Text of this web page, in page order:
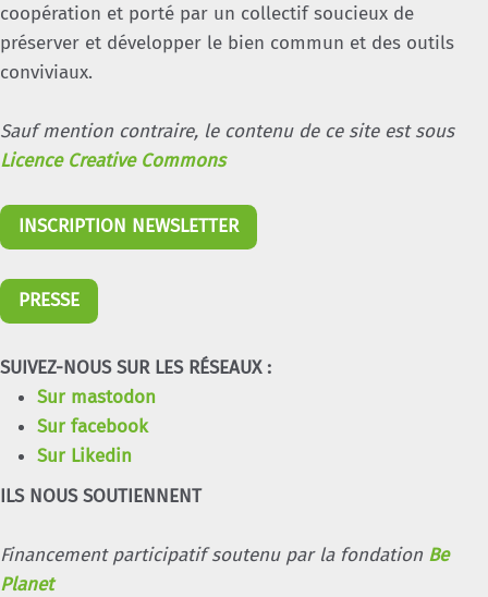
coopération et porté par un collectif soucieux de
préserver et développer le bien commun et des outils
conviviaux.
Sauf mention contraire, le contenu de ce site est sous
Licence Creative Commons
INSCRIPTION NEWSLETTER
PRESSE
SUIVEZ-NOUS SUR LES RÉSEAUX :
Sur mastodon
Sur facebook
Sur Likedin
ILS NOUS SOUTIENNENT
Financement participatif soutenu par la fondation Be
Planet